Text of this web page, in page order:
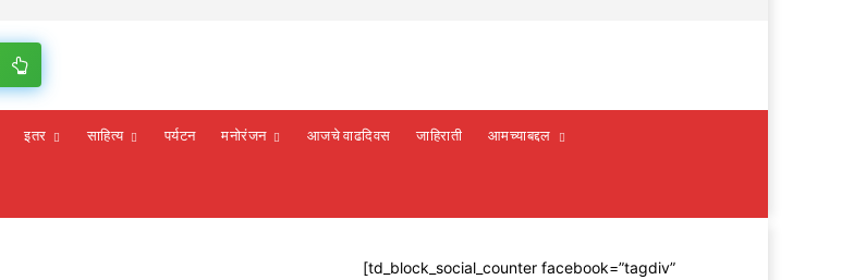
इतर साहित्य पर्यटन मनोरंजन आजचे वाढदिवस जाहिराती आमच्याबद्दल
[td_block_social_counter facebook=”tagdiv”